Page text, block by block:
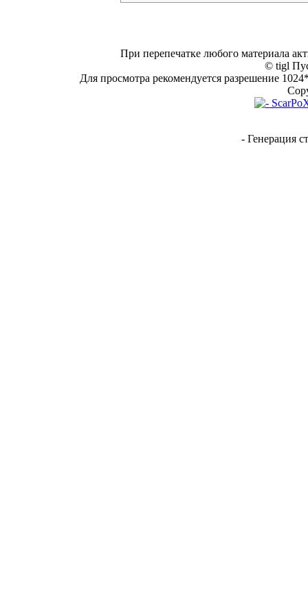
При перепечатке любого материала
© tigl
Для просмотра рекомендуется разрешение
- Генерация